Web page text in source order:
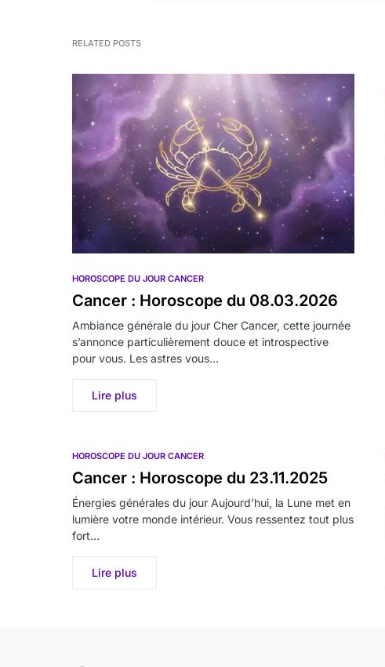
RELATED POSTS
HOROSCOPE DU JOUR CANCER
Cancer : Horoscope du 08.03.2026
Ambiance générale du jour Cher Cancer, cette journée
s’annonce particulièrement douce et introspective
pour vous. Les astres vous…
Lire plus
HOROSCOPE DU JOUR CANCER
Cancer : Horoscope du 23.11.2025
Énergies générales du jour Aujourd’hui, la Lune met en
lumière votre monde intérieur. Vous ressentez tout plus
fort…
Lire plus